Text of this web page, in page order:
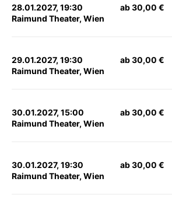
28.01.2027, 19:30
Raimund Theater, Wien
ab 30,00 €
29.01.2027, 19:30
Raimund Theater, Wien
ab 30,00 €
30.01.2027, 15:00
Raimund Theater, Wien
ab 30,00 €
30.01.2027, 19:30
Raimund Theater, Wien
ab 30,00 €